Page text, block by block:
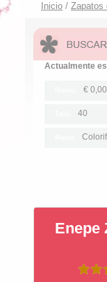
Inicio / Zapatos
Actualmente
€ 0,00
40
Enepe